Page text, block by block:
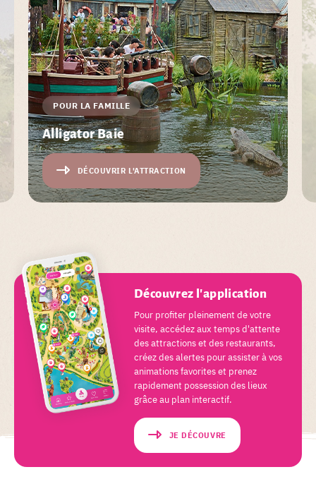
POUR LA FAMILLE
Alligator Baie
DÉCOUVRIR L'ATTRACTION
Découvrez l'application
Pour profiter pleinement de votre
visite, accédez aux temps d'attente
des attractions et des restaurants,
créez des alertes pour assister à vos
animations favorites et prenez
rapidement possession des lieux
grâce au plan interactif.
JE DÉCOUVRE